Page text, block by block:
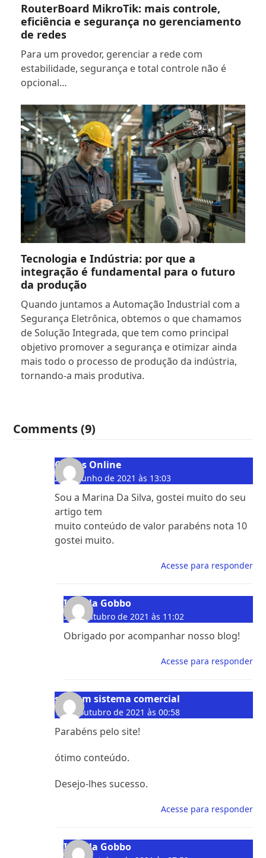
RouterBoard MikroTik: mais controle,
eficiência e segurança no gerenciamento
de redes
Para um provedor, gerenciar a rede com
estabilidade, segurança e total controle não é
opcional…
Tecnologia e Indústria: por que a
integração é fundamental para o futuro
da produção
Quando juntamos a Automação Industrial com a
Segurança Eletrônica, obtemos o que chamamos
de Solução Integrada, que tem como principal
objetivo promover a segurança e otimizar ainda
mais todo o processo de produção da indústria,
tornando-a mais produtiva.
Comments (9)
Cursos Online
21 de junho de 2021 às 13:03
Sou a Marina Da Silva, gostei muito do seu
artigo tem
muito conteúdo de valor parabéns nota 10
gostei muito.
Acesse para responder
Isabela Gobbo
5 de outubro de 2021 às 11:02
Obrigado por acompanhar nosso blog!
Acesse para responder
sistcom sistema comercial
10 de outubro de 2021 às 00:58
Parabéns pelo site!
ótimo conteúdo.
Desejo-lhes sucesso.
Acesse para responder
Isabela Gobbo